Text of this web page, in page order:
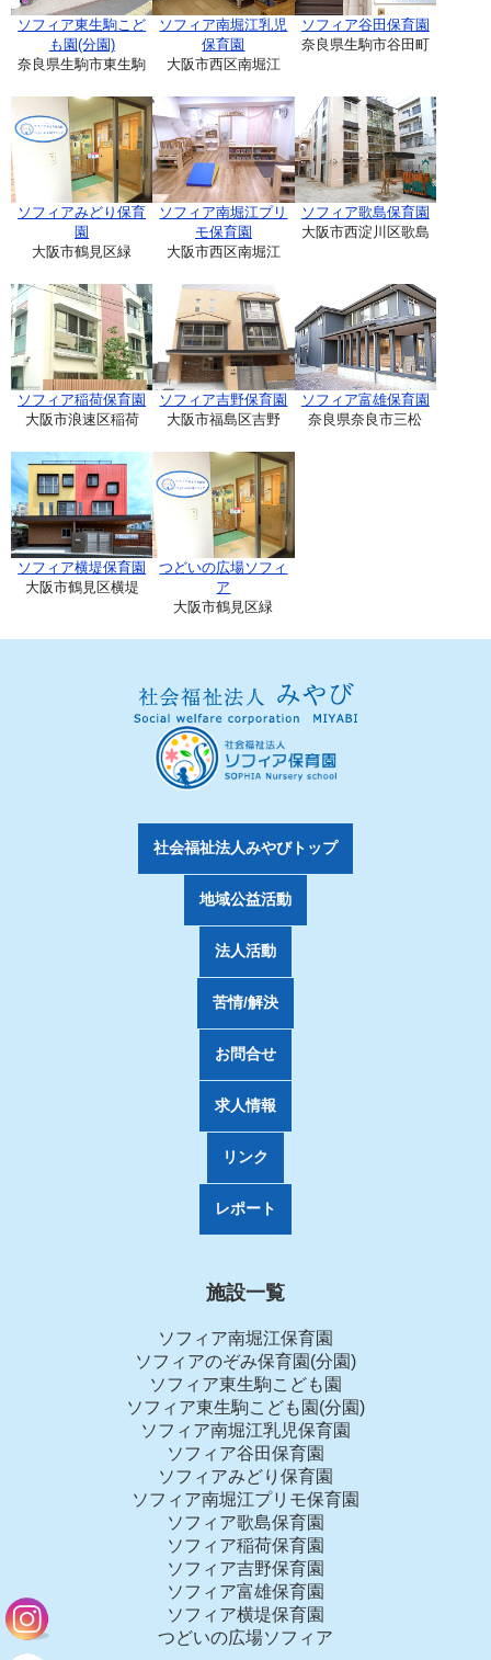
ソフィア東生駒こど
も園(分園)
奈良県生駒市東生駒
ソフィア南堀江乳児
保育園
大阪市西区南堀江
ソフィア谷田保育園
奈良県生駒市谷田町
ソフィアみどり保育
園
大阪市鶴見区緑
ソフィア南堀江プリ
モ保育園
大阪市西区南堀江
ソフィア歌島保育園
大阪市西淀川区歌島
ソフィア稲荷保育園
大阪市浪速区稲荷
ソフィア吉野保育園
大阪市福島区吉野
ソフィア富雄保育園
奈良県奈良市三松
ソフィア横堤保育園
大阪市鶴見区横堤
つどいの広場ソフィ
ア
大阪市鶴見区緑
社会福祉法人みやびトップ
地域公益活動
法人活動
苦情/解決
お問合せ
求人情報
リンク
レポート
施設一覧
ソフィア南堀江保育園
ソフィアのぞみ保育園(分園)
ソフィア東生駒こども園
ソフィア東生駒こども園(分園)
ソフィア南堀江乳児保育園
ソフィア谷田保育園
ソフィアみどり保育園
ソフィア南堀江プリモ保育園
ソフィア歌島保育園
ソフィア稲荷保育園
ソフィア吉野保育園
ソフィア富雄保育園
ソフィア横堤保育園
つどいの広場ソフィア